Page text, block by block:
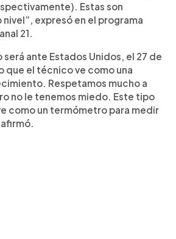
Estas son
expresó en el programa
21.
será ante Estados Unidos, el 27 de
que el técnico ve como una
Respetamos mucho a
no le tenemos miedo. Este tipo
como un termómetro para medir